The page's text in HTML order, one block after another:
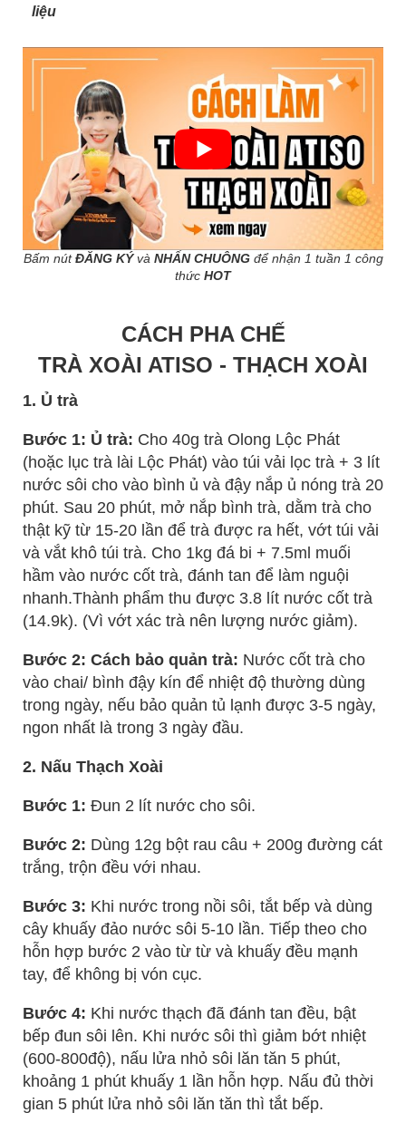
liệu
Bấm nútĐĂNG KÝvà NHẤN CHUÔNG để nhận 1 tuần 1 công
thức HOT
CÁCH PHA CHẾ
TRÀ XOÀI ATISO - THẠCH XOÀI
1. Ủ trà
Bước 1: Ủ trà: Cho 40g trà Olong Lộc Phát
(hoặc lục trà lài Lộc Phát) vào túi vải lọc trà + 3 lít
nước sôi cho vào bình ủ và đậy nắp ủ nóng trà 20
phút. Sau 20 phút, mở nắp bình trà, dằm trà cho
thật kỹ từ 15-20 lần để trà được ra hết, vớt túi vải
và vắt khô túi trà. Cho 1kg đá bi + 7.5ml muối
hầm vào nước cốt trà, đánh tan để làm nguội
nhanh.Thành phẩm thu được 3.8 lít nước cốt trà
(14.9k). (Vì vớt xác trà nên lượng nước giảm).
Bước 2: Cách bảo quản trà: Nước cốt trà cho
vào chai/ bình đậy kín để nhiệt độ thường dùng
trong ngày, nếu bảo quản tủ lạnh được 3-5 ngày,
ngon nhất là trong 3 ngày đầu.
2. Nấu Thạch Xoài
Bước 1: Đun 2 lít nước cho sôi.
Bước 2: Dùng 12g bột rau câu + 200g đường cát
trắng, trộn đều với nhau.
Bước 3: Khi nước trong nồi sôi, tắt bếp và dùng
cây khuấy đảo nước sôi 5-10 lần. Tiếp theo cho
hỗn hợp bước 2 vào từ từ và khuấy đều mạnh
tay, để không bị vón cục.
Bước 4: Khi nước thạch đã đánh tan đều, bật
bếp đun sôi lên. Khi nước sôi thì giảm bớt nhiệt
(600-800độ), nấu lửa nhỏ sôi lăn tăn 5 phút,
khoảng 1 phút khuấy 1 lần hỗn hợp. Nấu đủ thời
gian 5 phút lửa nhỏ sôi lăn tăn thì tắt bếp.